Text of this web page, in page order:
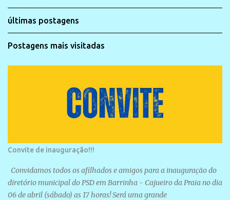
últimas postagens
Postagens mais visitadas
Convite de inauguração!!!
Convidamos todos os afilhados e amigos para a inauguração do
diretório municipal do PSD em Barrinha - Cajueiro da Praia no dia
06 de abril (sábado) as 17 horas! Será uma grande